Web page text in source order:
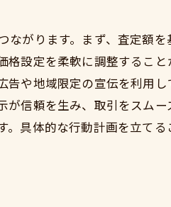
ント
グとは
構築法
スの活用
がります。まず、査定額
設定を柔軟に調整するこ
や地域限定の宣伝を利用
信頼を生み、取引をスムー
具体的な行動計画を立て